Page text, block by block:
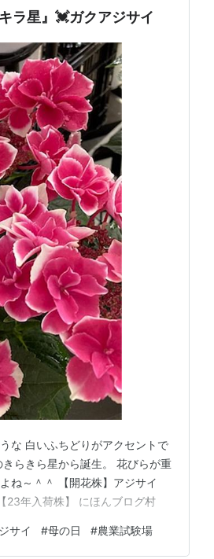
ラ星』💓ガクアジサイ
な 白いふちどりがアクセントで
らきら星から誕生。 花びらが重
ね～＾＾ 【開花株】アジサイ
23年入荷株】 にほんブログ村
サイ #母の日 #農業試験場